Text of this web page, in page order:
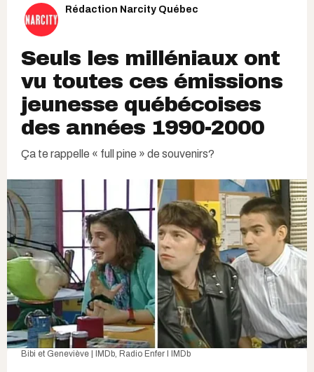
Rédaction Narcity Québec
Seuls les milléniaux ont
vu toutes ces émissions
jeunesse québécoises
des années 1990-2000
Ça te rappelle « full pine » de souvenirs?
Bibi et Geneviève | IMDb Radio Enfer I IMDb